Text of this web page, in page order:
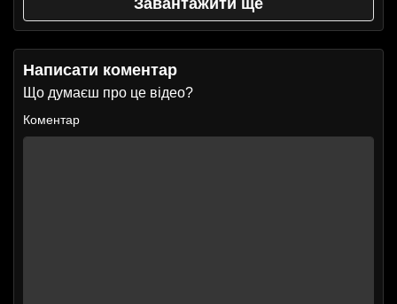
Написати коментар
Що думаєш про це відео?
Коментар